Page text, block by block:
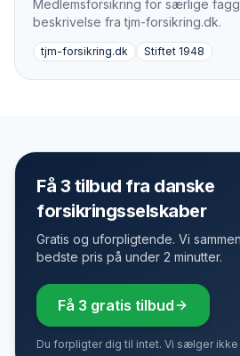
Medlemsforsikring for særlige
beskrivelse fra tjm-forsikring.dk.
tjm-forsikring.dk Stiftet 1948
Få 3 tilbud fra danske
forsikringsselskaber
Gratis og uforpligtende. Vi
bedste pris på under 2 minutter.
Få 3 gratis tilbud
Du forpligter dig til intet. Vi sælger